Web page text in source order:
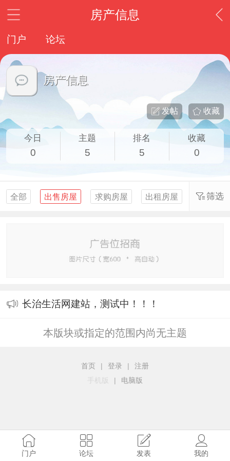
房产信息
门户 论坛
房产信息
收藏
发帖
今日
0
主题
5
排名
5
收藏
0
全部 出售房屋 求购房屋 出租房屋 求租房屋
筛选
长治生活网建站，测试中！！！
本版块或指定的范围内尚无主题
首页 | 登录 |
注册
手机版
| 电脑版
门户 论坛 发表 我的